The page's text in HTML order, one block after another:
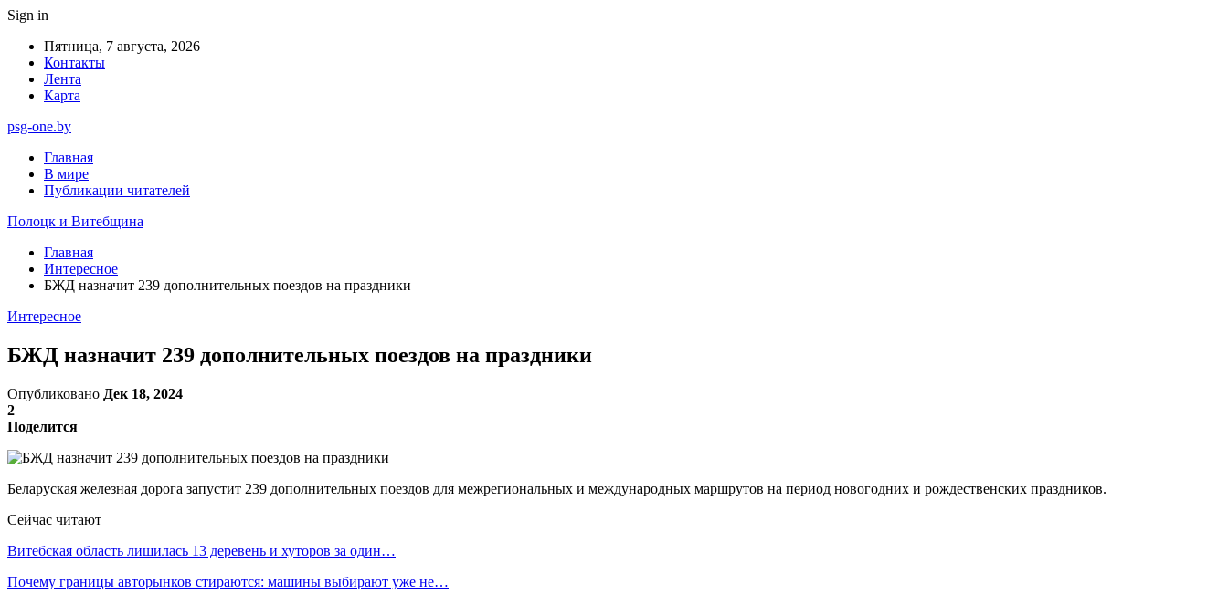
Sign in
Пятница, 7 августа, 2026
Контакты
Лента
Карта
psg-one.by
Главная
В мире
Публикации читателей
Полоцк и Витебщина
Главная
Интересное
БЖД назначит 239 дополнительных поездов на праздники
Интересное
БЖД назначит 239 дополнительных поездов на праздники
Опубликовано Дек 18, 2024
2
Поделится
Беларуская железная дорога запустит 239 дополнительных поездов для межрегиональных и международных маршрутов на период новогодних и рождественских праздников.
Сейчас читают
Витебская область лишилась 13 деревень и хуторов за один…
Почему границы авторынков стираются: машины выбирают уже не…